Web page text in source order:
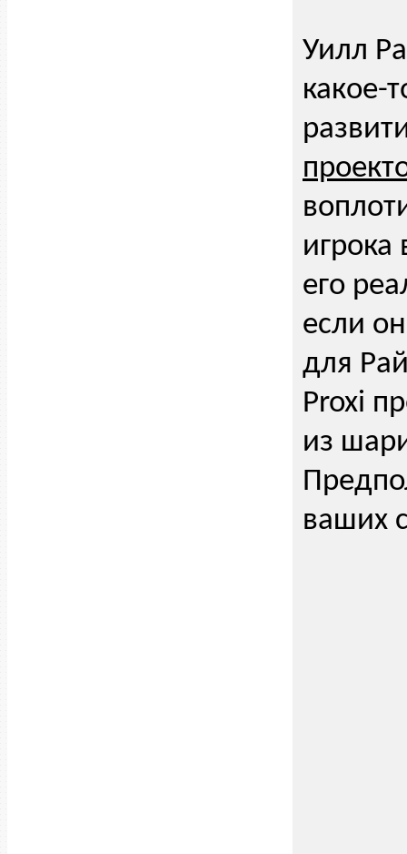
Уилл
какое-
игрока
его
если
для
Proxi
из
ваших